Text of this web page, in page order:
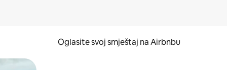
Oglasite svoj smještaj na Airbnbu